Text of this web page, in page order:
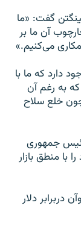
گفت: «ما
آن ما بر
می‌کنیم.»
دارد که ما با
به رغم آن
چون خلع سلاح
جمهوری
با منطق بازار
دربرابر دلار